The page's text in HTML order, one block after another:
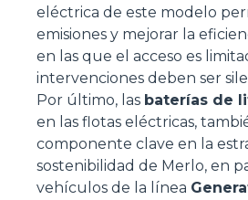
eléctrica de este modelo
emisiones y mejorar la
en las que el acceso es
intervenciones deben ser
Por último, las baterías de
en las flotas eléctricas,
componente clave en la
sostenibilidad de Merlo, en
vehículos de la línea